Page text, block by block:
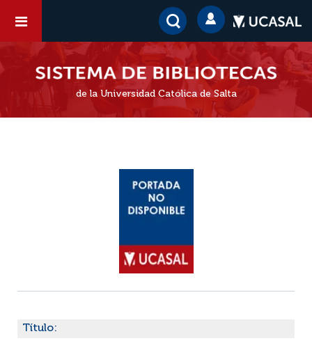
de la Universidad Católica de Salta
Título: